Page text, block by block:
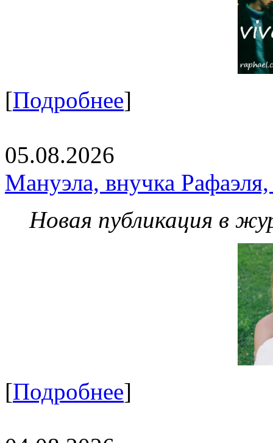
[Подробнее]
05.08.2026
Мануэла, внучка
Новая публикация в
[Подробнее]